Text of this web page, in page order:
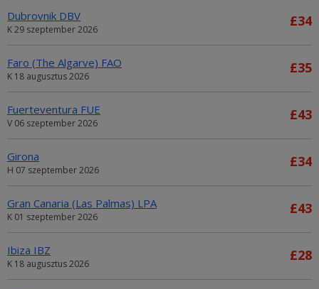
Dubrovnik DBV
K 29 szeptember 2026
£34
Faro (The Algarve) FAO
K 18 augusztus 2026
£35
Fuerteventura FUE
V 06 szeptember 2026
£43
Girona
H 07 szeptember 2026
£34
Gran Canaria (Las Palmas) LPA
K 01 szeptember 2026
£43
Ibiza IBZ
K 18 augusztus 2026
£28